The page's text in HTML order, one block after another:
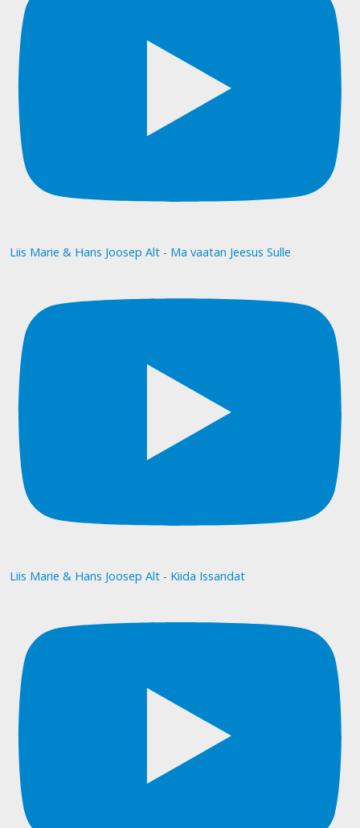
Liis Marie & Hans Joosep Alt - Ma vaatan Jeesus Sulle
Liis Marie & Hans Joosep Alt - Kiida Issandat